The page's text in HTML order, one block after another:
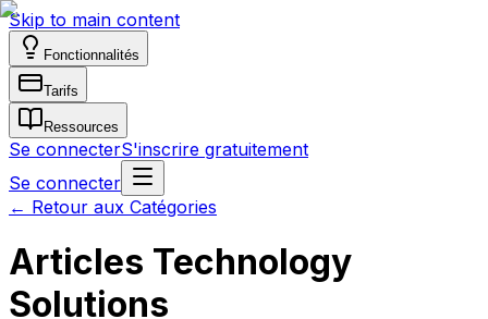
Skip to main content
Fonctionnalités
Tarifs
Ressources
Se connecterS'inscrire gratuitement
Se connecter
← Retour aux Catégories
Articles Technology
Solutions